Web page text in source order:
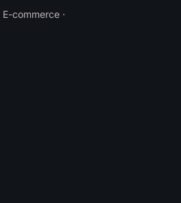
E-commerce ·